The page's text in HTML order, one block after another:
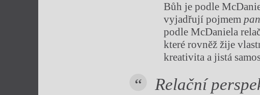
Bůh je podle
vyjadřují pojmem
podle McDaniela
které rovněž žije
kreativita a jistá
Relační